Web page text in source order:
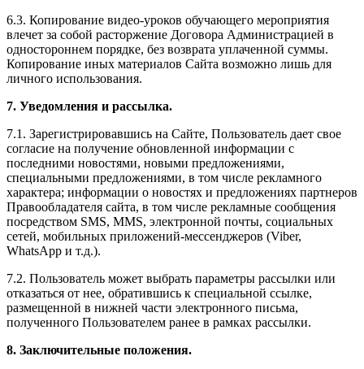
6.3. Копирование видео-уроков обучающего мероприятия
влечет за собой расторжение Договора Администрацией в
одностороннем порядке, без возврата уплаченной суммы.
Копирование иных материалов Сайта возможно лишь для
личного использования.
7. Уведомления и рассылка.
7.1. Зарегистрировавшись на Сайте, Пользователь дает свое
согласие на получение обновленной информации с
последними новостями, новыми предложениями,
специальными предложениями, в том числе рекламного
характера; информации о новостях и предложениях партнеров
Правообладателя сайта, в том числе рекламные сообщения
посредством SMS, MMS, электронной почты, социальных
сетей, мобильных приложений-мессенджеров (Viber,
WhatsApp и т.д.).
7.2. Пользователь может выбрать параметры рассылки или
отказаться от нее, обратившись к специальной ссылке,
размещенной в нижней части электронного письма,
полученного Пользователем ранее в рамках рассылки.
8. Заключительные положения.